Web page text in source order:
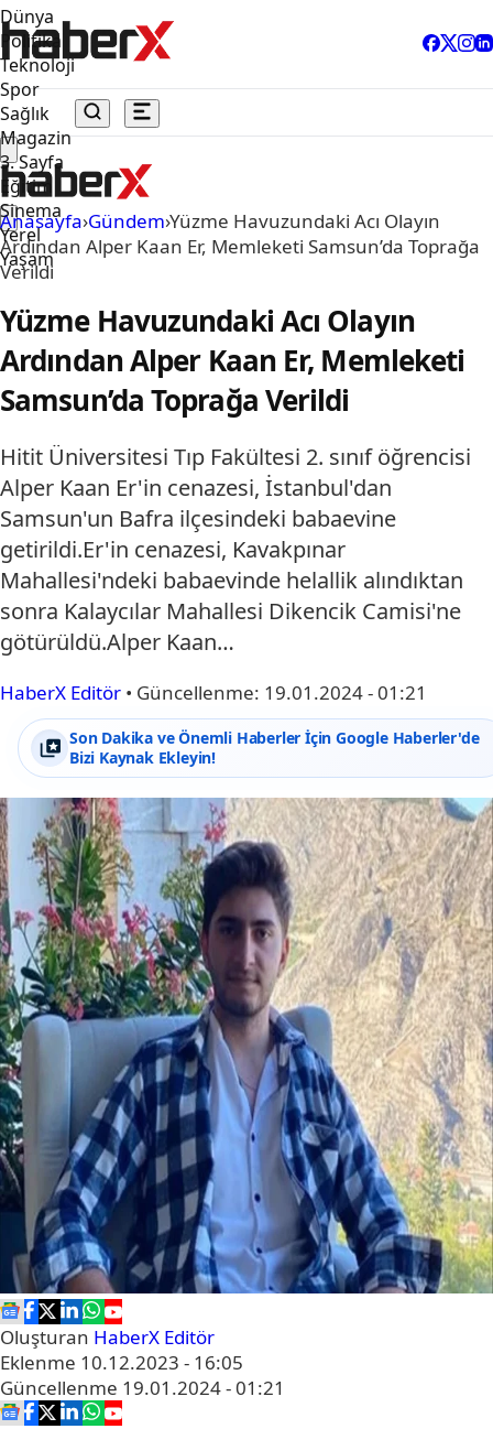
Dünya
Politika
Teknoloji
Spor
Sağlık
Magazin
3. Sayfa
Eğitim
Sinema
Yerel
Yaşam
Anasayfa›Gündem›Yüzme Havuzundaki Acı Olayın
Ardından Alper Kaan Er, Memleketi Samsun’da Toprağa
Verildi
Yüzme Havuzundaki Acı Olayın
Ardından Alper Kaan Er, Memleketi
Samsun’da Toprağa Verildi
Hitit Üniversitesi Tıp Fakültesi 2. sınıf öğrencisi
Alper Kaan Er'in cenazesi, İstanbul'dan
Samsun'un Bafra ilçesindeki babaevine
getirildi.Er'in cenazesi, Kavakpınar
Mahallesi'ndeki babaevinde helallik alındıktan
sonra Kalaycılar Mahallesi Dikencik Camisi'ne
götürüldü.Alper Kaan…
HaberX Editör • Güncellenme: 19.01.2024 - 01:21
Son Dakika ve Önemli Haberler İçin Google Haberler'de
Bizi Kaynak Ekleyin!
Oluşturan HaberX Editör
Eklenme 10.12.2023 - 16:05
Güncellenme 19.01.2024 - 01:21